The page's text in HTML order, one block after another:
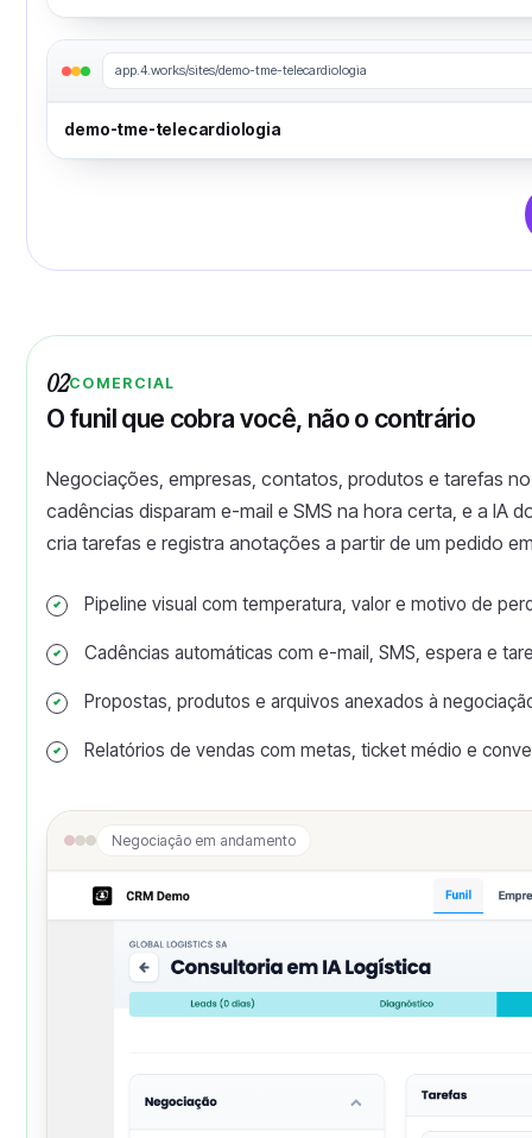
app.4.works/sites/demo-tme-telecardiologia
demo-tme-telecardiologia
02COMERCIAL
O funil que cobra você, não o contrário
Negociações, empresas, contatos, produtos e tarefas
cadências disparam e-mail e SMS na hora certa, e a IA
cria tarefas e registra anotações a partir de um pedido
Pipeline visual com temperatura, valor e motivo de
Cadências automáticas com e-mail, SMS, espera e
Propostas, produtos e arquivos anexados à
Relatórios de vendas com metas, ticket médio e
Negociação em andamento